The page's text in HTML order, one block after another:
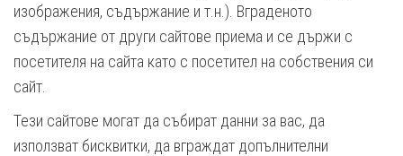
изображения, съдържание и т.н.). Вграденото
съдържание от други сайтове приема и се държи с
посетителя на сайта като с посетител на собствения си
сайт.
Тези сайтове могат да събират данни за вас, да
използват бисквитки, да вграждат допълнителни